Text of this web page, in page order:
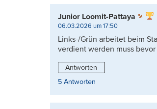
Junior Loomit-Pattaya
06.03.2026 um 17:50
Links-/Grün arbeitet beim
verdient werden muss
Antworten
5 Antworten